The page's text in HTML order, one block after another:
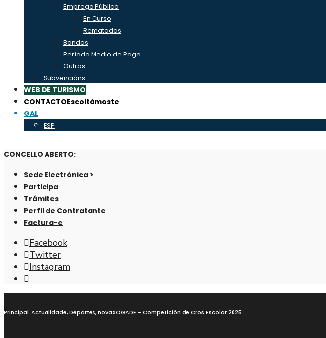
Emprego Público
En Curso
Rematadas
Bandos
Período Medio de Pago
Outros
Subvencións
WEB DE TURISMO
CONTACTOEscoitámoste
GAL
ESP
CONCELLO ABERTO:
Sede Electrónica >
Participa
Trámites
Perfil de Contratante
Factura-e
Facebook
Twitter
Instagram
busca
Principal Actualidade,Deportes,novaXOGADE – Competición de Cros Escolar 2025